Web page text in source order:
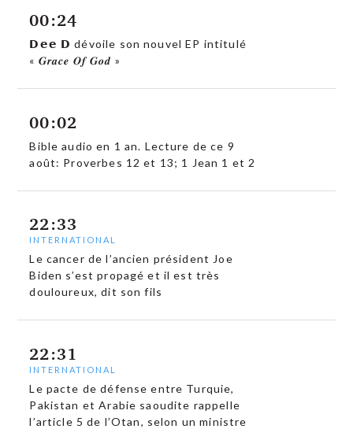
00:24
𝗗𝗲𝗲 𝗗 dévoile son nouvel EP intitulé
« 𝑮𝒓𝒂𝒄𝒆 𝑶𝒇 𝑮𝒐𝒅 »
00:02
Bible audio en 1 an. Lecture de ce 9
août: Proverbes 12 et 13; 1 Jean 1 et 2
22:33
INTERNATIONAL
Le cancer de l’ancien président Joe
Biden s’est propagé et il est très
douloureux, dit son fils
22:31
INTERNATIONAL
Le pacte de défense entre Turquie,
Pakistan et Arabie saoudite rappelle
l’article 5 de l’Otan, selon un ministre